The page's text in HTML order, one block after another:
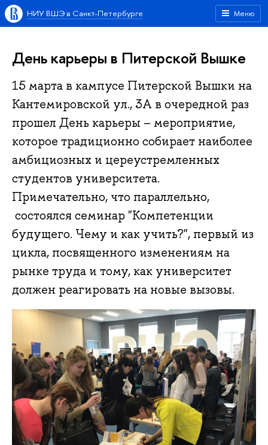
Меню
НИУ ВШЭ в Санкт-Петербурге
День карьеры в Питерской Вышке
15 марта в кампусе Питерской Вышки на
Кантемировской ул., 3А в очередной раз
прошел День карьеры – мероприятие,
которое традиционно собирает наиболее
амбициозных и цереустремленных
студентов университета.
Примечательно, что параллельно,
состоялся семинар "Компетенции
будущего. Чему и как учить?", первый из
цикла, посвященного изменениям на
рынке труда и тому, как университет
должен реагировать на новые вызовы.